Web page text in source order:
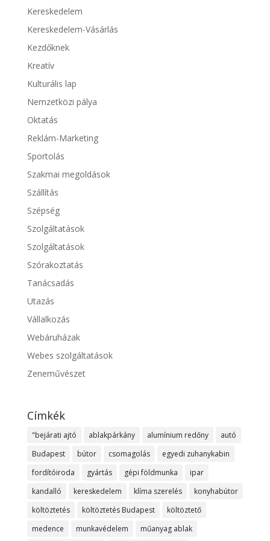
Kereskedelem
Kereskedelem-Vásárlás
Kezdőknek
Kreatív
Kulturális lap
Nemzetközi pálya
Oktatás
Reklám-Marketing
Sportolás
Szakmai megoldások
Szállítás
Szépség
Szolgáltatások
Szolgáltatások
Szórakoztatás
Tanácsadás
Utazás
Vállalkozás
Webáruházak
Webes szolgáltatások
Zeneművészet
Címkék
"bejárati ajtó ablakpárkány alumínium redőny
autó
Budapest
bútor csomagolás
egyedi zuhanykabin
fordítóiroda
gyártás gépi földmunka
ipar
kandalló
kereskedelem klíma szerelés
konyhabútor
költöztetés
költöztetés Budapest
költöztető
medence
munkavédelem műanyag ablak